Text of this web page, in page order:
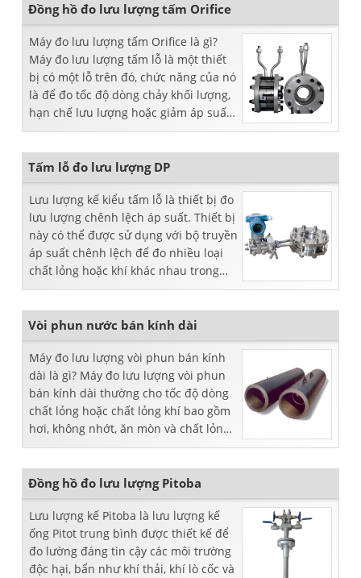
Đồng hồ đo lưu lượng tấm Orifice
Máy đo lưu lượng tấm Orifice là gì?
Máy đo lưu lượng tấm lỗ là một thiết
bị có một lỗ trên đó, chức năng của nó
là để đo tốc độ dòng chảy khối lượng,
hạn chế lưu lượng hoặc giảm áp suất.
Thiết bị này ...
Tấm lỗ đo lưu lượng DP
Lưu lượng kế kiểu tấm lỗ là thiết bị đo
lưu lượng chênh lệch áp suất. Thiết bị
này có thể được sử dụng với bộ truyền
áp suất chênh lệch để đo nhiều loại
chất lỏng hoặc khí khác nhau trong
đường ống.
Vòi phun nước bán kính dài
Máy đo lưu lượng vòi phun bán kính
dài là gì? Máy đo lưu lượng vòi phun
bán kính dài thường cho tốc độ dòng
chất lỏng hoặc chất lỏng khí bao gồm
hơi, không nhớt, ăn mòn và chất lỏng
với tốc độ cao. Một phao ...
Đồng hồ đo lưu lượng Pitoba
Lưu lượng kế Pitoba là lưu lượng kế
ống Pitot trung bình được thiết kế để
đo lường đáng tin cậy các môi trường
độc hại, bẩn như khí thải, khí lò cốc và